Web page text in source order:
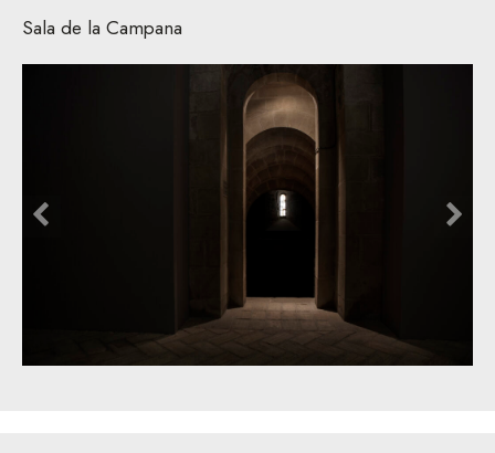
Sala de la Campana